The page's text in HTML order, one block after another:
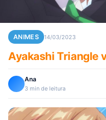
ANIMES 14/03/2023
Ayakashi Triangle
Ana
3 min de leitura